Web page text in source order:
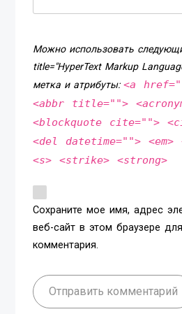
Можно использовать
title="HyperText Markup
метка и атрибуты:<a
<abbr title="">
<blockquote cite="">
<del datetime="">
<s> <strike> <strong>
Сохраните мое имя, адрес
веб-сайт в этом браузере
комментария.
Отправить комментарий